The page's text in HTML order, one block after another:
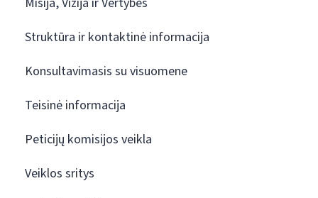
Struktūra ir kontaktinė informacija
Konsultavimasis su visuomene
Teisinė informacija
Peticijų komisijos veikla
Veiklos sritys